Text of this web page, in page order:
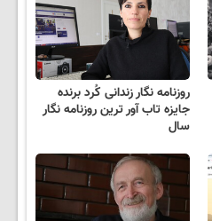
روزنامه نگار زندانی کُرد برنده
جایزه تاب آور ترین روزنامه نگار
سال